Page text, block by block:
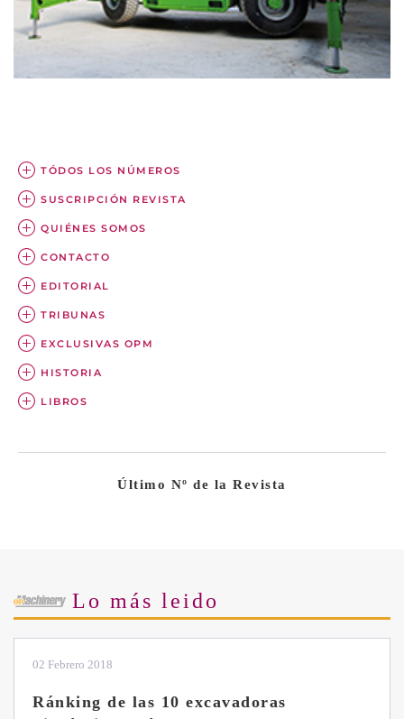
TÓDOS LOS NÚMEROS
SUSCRIPCIÓN REVISTA
QUIÉNES SOMOS
CONTACTO
EDITORIAL
TRIBUNAS
EXCLUSIVAS OPM
HISTORIA
LIBROS
Último Nº de la Revista
Lo más leido
28 Enero 2019
Las ventajas de la excavadora Yanmar